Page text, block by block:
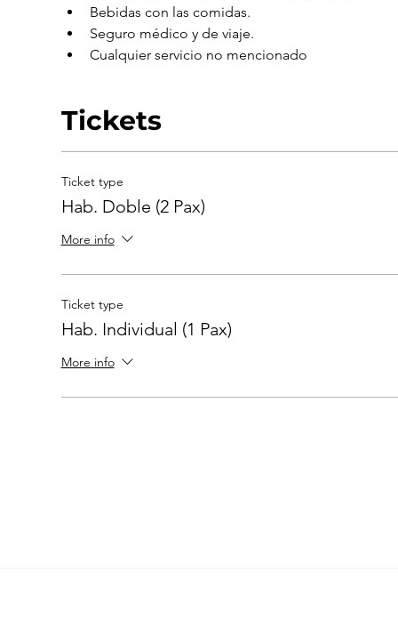
Bebidas con las comidas.
Seguro médico y de viaje.
Cualquier servicio no mencionado
Tickets
Ticket type
Hab. Doble (2 Pax)
More info
Ticket type
Hab. Individual (1 Pax)
More info